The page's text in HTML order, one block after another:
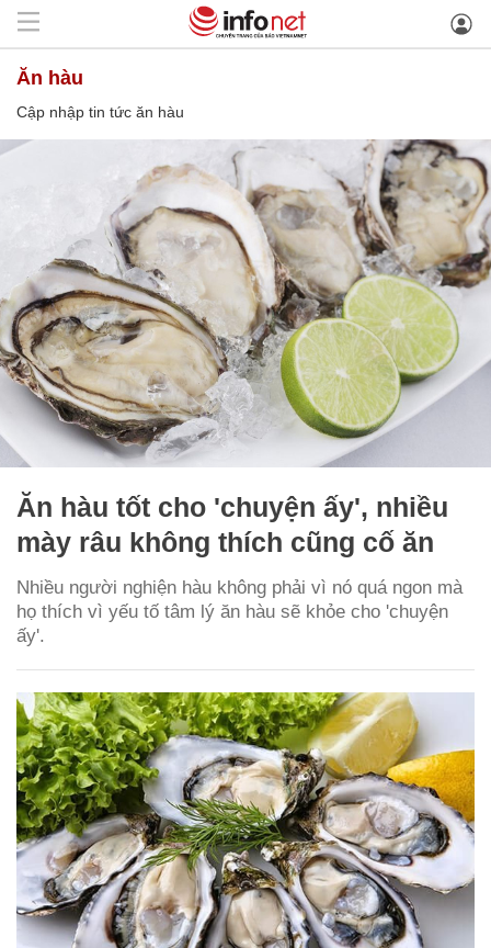
ăn hàu
Cập nhập tin tức ăn hàu
Ăn hàu tốt cho 'chuyện ấy', nhiều
mày râu không thích cũng cố ăn
Nhiều người nghiện hàu không phải vì nó quá ngon mà
họ thích vì yếu tố tâm lý ăn hàu sẽ khỏe cho 'chuyện
ấy'.